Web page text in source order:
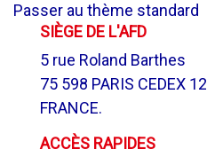
Passer au thème standard
SIÈGE DE L'AFD
5 rue Roland Barthes
75 598 PARIS CEDEX 12
FRANCE.
ACCÈS RAPIDES